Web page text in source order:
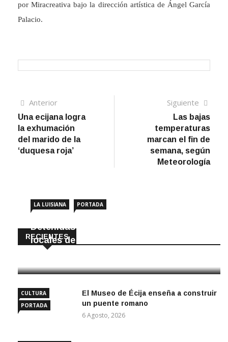
por Miracreativa bajo la dirección artística de Ángel García
Palacio.
Navegación
de
entradas
AnteriorArtículo
anterior
Una ecijana logra
la exhumación
del marido de la
‘duquesa roja’
Siguiente
Las bajas
temperaturas
marcan el fin de
semana, según
Meteorología
RECIENTES
LA LUISIANA PORTADA
Detenidas dos personas por robar en
locales de La Luisiana
CULTURA
PORTADA
El Museo de Écija enseña a construir
un puente romano
6 Agosto, 2026